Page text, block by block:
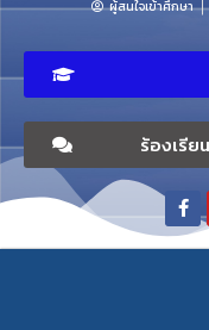
ผู้สนใจเข้าศึกษา
ร้องเรีย